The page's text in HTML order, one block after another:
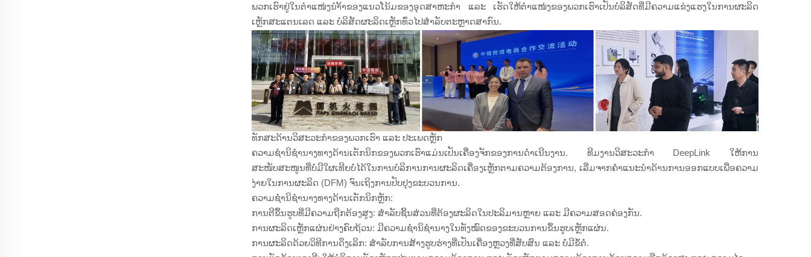
ພວກເຮົາຢູ່ໃນຕຳແໜ່ງນຳ້້າຂອງແນວໂນ້ມຂອງອຸດສາຫະກຳ ແລະ ເຮັດໃຫ້ຕຳແໜ່ງຂອງພວກເຮົາເປັນບໍລິສັດທີ່ມີຄວາມແຂ່ງແຮງໃນການຜະລິດ
ເຫຼັກສະແຕນເລດ ແລະ ບໍລິສັດຜະລິດເຫຼັກທົ່ວໄປສຳລັບຕະຫຼາດສາກົນ.
ທັກສະດ້ານວິສະວະກຳຂອງພວກເຮົາ ແລະ ປະເພດຫຼັກ
ຄວາມຊຳນິຊຳນາງທາງດ້ານເຕັກນິກຂອງພວກເຮົາແມ່ນເປັນເຄື່ອງຈັກຂອງການດຳເນີນງານ. ທີມງານວິສະວະກຳ DeepLink ໃຫ້ການ
ສະໜັບສະໜູນທີ່ບໍ່ມີໃຜເທີຍບໍ່ໄດ້ໃນການບໍລິການການຜະລິດເຄື່ອງເຫຼັກຕາມຄວາມຕ້ອງການ, ເລີ່ມຈາກຄຳແນະນຳດ້ານການອອກແບບເພື່ອຄວາມ
ງ່າຍໃນການຜະລິດ (DFM) ຈົນເຖິງການປັບປຸງຂະບວນການ.
ຄວາມຊຳນິຊຳນາງທາງດ້ານເຕັກນິກຫຼັກ:
ການຕີຂຶ້ນຮູບທີ່ມີຄວາມຖືກຕ້ອງສູງ: ສຳລັບຊິ້ນສ່ວນທີ່ຕ້ອງຜະລິດໃນປະລິມານຫຼາຍ ແລະ ມີຄວາມສອດຄ່ອງກັນ.
ການຜະລິດເຫຼັກແຜ່ນຢ່າງຄົບຖ້ວນ: ມີຄວາມຊຳນິຊຳນາງໃນທັງໝົດຂອງຂະບວນການຂຶ້ນຮູບເຫຼັກແຜ່ນ.
ການຜະລິດດ້ວຍວິທີການດຶງເລິກ: ສຳລັບການສ້າງຮູບຮ່າງທີ່ເປັນເຄື່ອງຫຼວງທີ່ສັບສົນ ແລະ ບໍ່ມີຂໍ້ຕໍ່.